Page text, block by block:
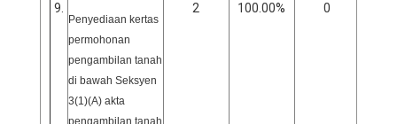
9.
Penyediaan kertas
permohonan
pengambilan tanah
di bawah Seksyen
3(1)(A) akta
pengambilan tanah
2 100.00% 0